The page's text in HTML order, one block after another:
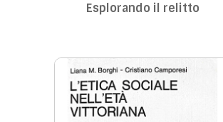
Esplorando il relitto